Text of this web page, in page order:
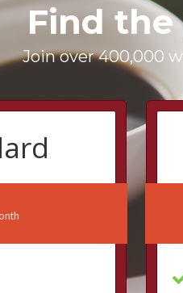
Find
Join over 400,000